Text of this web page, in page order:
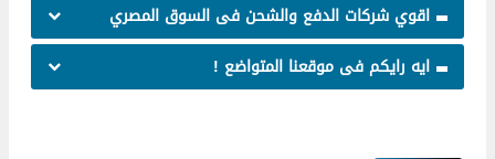
اقوي شركات الدفع والشحن فى السوق المصري
ايه رايكم فى موقعنا المتواضع !
اورنج